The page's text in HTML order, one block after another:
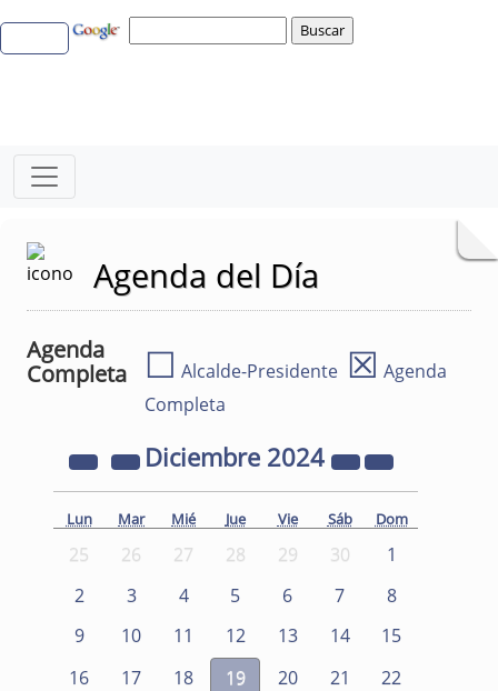
Agenda del Día
Agenda
Completa
☐ Alcalde-Presidente ☒ Agenda
Completa
Diciembre 2024
Lun Mar Mié Jue Vie Sáb Dom
25 26 27 28 29 30
1
2
3 4 5 6 7
8
9
10 11 12 13 14
15
16
17 18 19 20 21
22